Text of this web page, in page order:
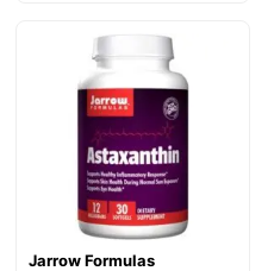
Jarrow Formulas